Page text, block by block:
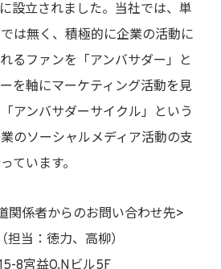
設立されました。当社では、単
は無く、積極的に企業の活動に
るファンを「アンバサダー」と
を軸にマーケティング活動を見
アンバサダーサイクル」という
のソーシャルメディア活動の支
ています。
関係者からのお問い合わせ先>
当：徳力、高柳）
8宮益O.Nビル5F